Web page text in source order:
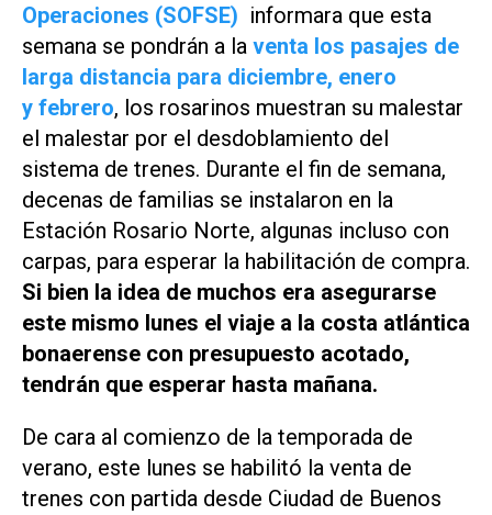
Operaciones (SOFSE) informara que esta
semana se pondrán a la venta los pasajes de
larga distancia para diciembre, enero
y febrero, los rosarinos muestran su malestar
el malestar por el desdoblamiento del
sistema de trenes. Durante el fin de semana,
decenas de familias se instalaron en la
Estación Rosario Norte, algunas incluso con
carpas, para esperar la habilitación de compra.
Si bien la idea de muchos era asegurarse
este mismo lunes el viaje a la costa atlántica
bonaerense con presupuesto acotado,
tendrán que esperar hasta mañana.
De cara al comienzo de la temporada de
verano, este lunes se habilitó la venta de
trenes con partida desde Ciudad de Buenos